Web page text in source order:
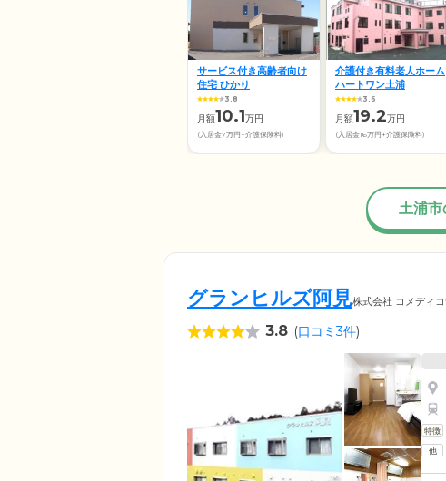
サービス付き高齢者向け
住宅 ひかり
3.8
月額10.1万円
(入居金7万円+介護保険料)
介護付き有料老人ホーム
ハートワン土浦
3.6
月額19.2万円
(入居金16万円+介護保険料)
土浦市
グランヒルズ阿見株式会社 コメディ
3.8 (口コミ3件)